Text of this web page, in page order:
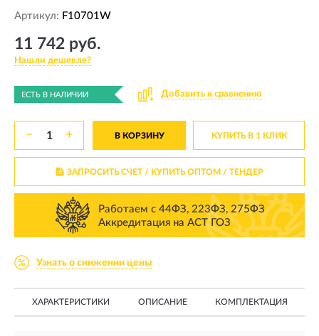
Артикул: F10701W
11 742 руб.
Нашли дешевле?
ЕСТЬ В НАЛИЧИИ Добавить к сравнению
− + В КОРЗИНУ КУПИТЬ В 1 КЛИК
ЗАПРОСИТЬ СЧЕТ / КУПИТЬ ОПТОМ/ ТЕНДЕР
Работаем с 44ФЗ, 223ФЗ, 275ФЗ
Аккредитация на АСТ ГОЗ
Узнать о снижении цены
ХАРАКТЕРИСТИКИ ОПИСАНИЕ КОМПЛЕКТАЦИЯ